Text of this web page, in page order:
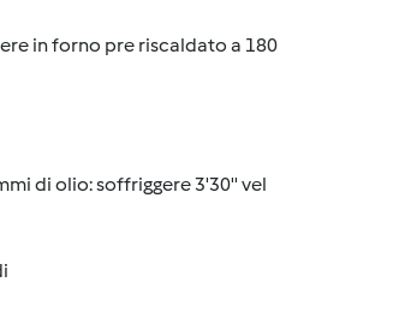
in forno pre riscaldato a 180
di olio: soffriggere 3'30'' vel